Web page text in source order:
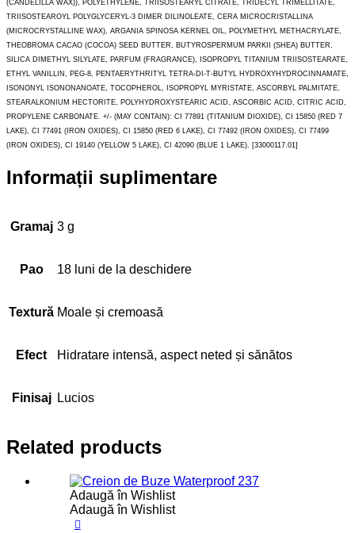
(CANDELILLA WAX)), POLYETHYLENE, TRIISOSTEARYL CITRATE, TRIDECYL TRIMELLITATE,
TRIISOSTEAROYL POLYGLYCERYL-3 DIMER DILINOLEATE, CERA MICROCRISTALLINA
(MICROCRYSTALLINE WAX), ARGANIA SPINOSA KERNEL OIL, POLYMETHYL METHACRYLATE,
THEOBROMA CACAO (COCOA) SEED BUTTER, BUTYROSPERMUM PARKII (SHEA) BUTTER,
SILICA DIMETHYL SILYLATE, PARFUM (FRAGRANCE), ISOPROPYL TITANIUM TRIISOSTEARATE,
ETHYL VANILLIN, PEG-8, PENTAERYTHRITYL TETRA-DI-T-BUTYL HYDROXYHYDROCINNAMATE,
ISONONYL ISONONANOATE, TOCOPHEROL, ISOPROPYL MYRISTATE, ASCORBYL PALMITATE,
STEARALKONIUM HECTORITE, POLYHYDROXYSTEARIC ACID, ASCORBIC ACID, CITRIC ACID,
PROPYLENE CARBONATE. +/- (MAY CONTAIN): CI 77891 (TITANIUM DIOXIDE), CI 15850 (RED 7
LAKE), CI 77491 (IRON OXIDES), CI 15850 (RED 6 LAKE), CI 77492 (IRON OXIDES), CI 77499
(IRON OXIDES), CI 19140 (YELLOW 5 LAKE), CI 42090 (BLUE 1 LAKE). [33000117.01]
Informații suplimentare
Gramaj 3 g
Pao 18 luni de la deschidere
Textură Moale și cremoasă
Efect Hidratare intensă, aspect neted și sănătos
Finisaj Lucios
Related products
Adaugă în Wishlist
Adaugă în Wishlist